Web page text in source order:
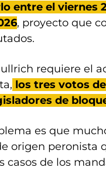
entre el viernes
, proyecto que
requiere el
los tres votos
de
es que
origen peronista
casos de los